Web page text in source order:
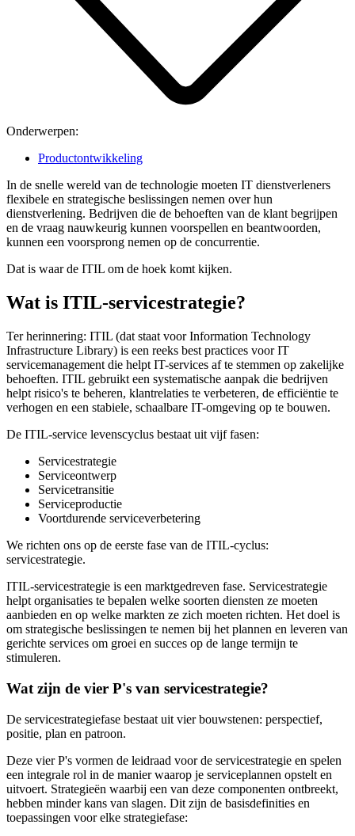
Onderwerpen:
Productontwikkeling
In de snelle wereld van de technologie moeten IT dienstverleners
flexibele en strategische beslissingen nemen over hun
dienstverlening. Bedrijven die de behoeften van de klant begrijpen
en de vraag nauwkeurig kunnen voorspellen en beantwoorden,
kunnen een voorsprong nemen op de concurrentie.
Dat is waar de ITIL om de hoek komt kijken.
Wat is ITIL-servicestrategie?
Ter herinnering: ITIL (dat staat voor Information Technology
Infrastructure Library) is een reeks best practices voor IT
servicemanagement die helpt IT-services af te stemmen op zakelijke
behoeften. ITIL gebruikt een systematische aanpak die bedrijven
helpt risico's te beheren, klantrelaties te verbeteren, de efficiëntie te
verhogen en een stabiele, schaalbare IT-omgeving op te bouwen.
De ITIL-service levenscyclus bestaat uit vijf fasen:
Servicestrategie
Serviceontwerp
Servicetransitie
Serviceproductie
Voortdurende serviceverbetering
We richten ons op de eerste fase van de ITIL-cyclus:
servicestrategie.
ITIL-servicestrategie is een marktgedreven fase. Servicestrategie
helpt organisaties te bepalen welke soorten diensten ze moeten
aanbieden en op welke markten ze zich moeten richten. Het doel is
om strategische beslissingen te nemen bij het plannen en leveren van
gerichte services om groei en succes op de lange termijn te
stimuleren.
Wat zijn de vier P's van servicestrategie?
De servicestrategiefase bestaat uit vier bouwstenen: perspectief,
positie, plan en patroon.
Deze vier P's vormen de leidraad voor de servicestrategie en spelen
een integrale rol in de manier waarop je serviceplannen opstelt en
uitvoert. Strategieën waarbij een van deze componenten ontbreekt,
hebben minder kans van slagen. Dit zijn de basisdefinities en
toepassingen voor elke strategiefase: